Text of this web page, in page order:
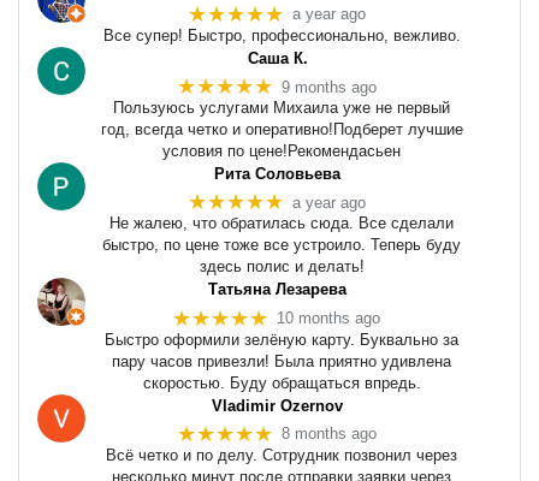
★★★★★ a year ago
Все супер! Быстро, профессионально, вежливо.
Саша К.
★★★★★ 9 months ago
Пользуюсь услугами Михаила уже не первый
год, всегда четко и оперативно!Подберет лучшие
условия по цене!Рекомендасьен
Рита Соловьева
★★★★★ a year ago
Не жалею, что обратилась сюда. Все сделали
быстро, по цене тоже все устроило. Теперь буду
здесь полис и делать!
Татьяна Лезарева
★★★★★ 10 months ago
Быстро оформили зелёную карту. Буквально за
пару часов привезли! Была приятно удивлена
скоростью. Буду обращаться впредь.
Vladimir Ozernov
★★★★★ 8 months ago
Всё четко и по делу. Сотрудник позвонил через
несколько минут после отправки заявки через